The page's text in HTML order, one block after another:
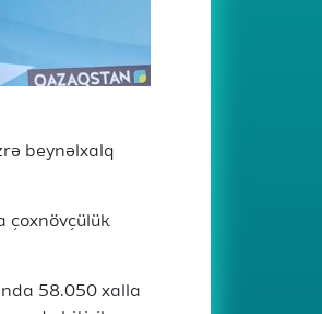
beynəlxalq
çoxnövçülük
58.050 xalla